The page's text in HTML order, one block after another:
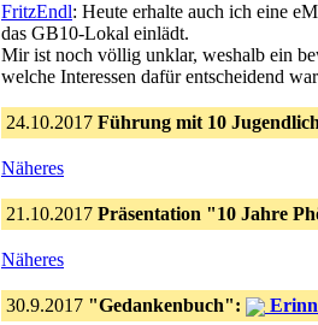
FritzEndl: Heute erhalte auch ich eine
das GB10-Lokal einlädt.
Mir ist noch völlig unklar, weshalb ein
welche Interessen dafür entscheidend
24.10.2017 Führung mit 10
Näheres
21.10.2017 Präsentation "10 Jahre
Näheres
30.9.2017 "Gedankenbuch":